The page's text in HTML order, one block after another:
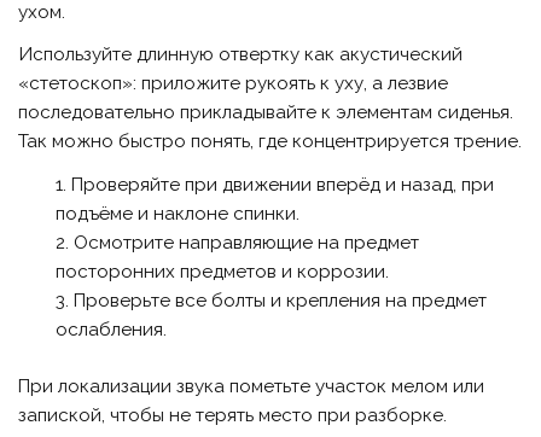
ухом.
Используйте длинную отвертку как акустический
«стетоскоп»: приложите рукоять к уху, а лезвие
последовательно прикладывайте к элементам сиденья.
Так можно быстро понять, где концентрируется трение.
Проверяйте при движении вперёд и назад, при
подъёме и наклоне спинки.
Осмотрите направляющие на предмет
посторонних предметов и коррозии.
Проверьте все болты и крепления на предмет
ослабления.
При локализации звука пометьте участок мелом или
запиской, чтобы не терять место при разборке.